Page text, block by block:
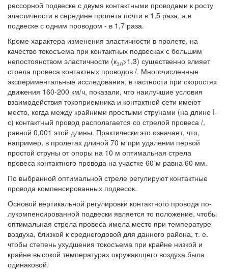
рессорной подвеске с двумя контактными проводами к росту
эластичности в середине пролета почти в 1,5 раза, а в
подвеске с одним проводом - в 1,7 раза.
Кроме характера изменения эластичности в пролете, на
качество токосъема при контактных подвесках с большим
непостоянством эластичности (кэл>1,3) существенно влияет
стрела провеса контактных проводов /. Многочисленные
экспериментальные исследования, в частности при скоростях
движения 160-200 км/ч, показали, что наилучшие условия
взаимодействия токоприемника и контактной сети имеют
место, когда между крайними простыми струнами (на длине I-
с) контактный провод располагается со стрелой провеса /,
равной 0,001 этой длины. Практически это означает, что,
например, в пролетах длиной 70 м при удалении первой
простой струны от опоры на 10 м оптимальная стрела
провеса контактного провода на участке 60 м равна 60 мм.
По выбранной оптимальной стреле регулируют контактные
провода компенсированных подвесок.
Основой вертикальной регулировки контактного провода по-
лукомпенсированной подвески является то положение, чтобы
оптимальная стрела провеса имела место при температуре
воздуха, близкой к среднегодовой для данного района, т. е.
чтобы степень ухудшения токосъема при крайне низкой и
крайне высокой температурах окружающего воздуха была
одинаковой.